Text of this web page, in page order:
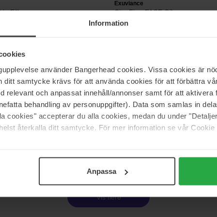
Information
använder Bangerhead cookies. Vissa cookies är
ditt samtycke krävs för att använda cookies för att förbättra
relevant och anpassat innehåll/annonser samt för att aktivera
behandling av personuppgifter). Data som samlas in
cookies" accepterar du alla cookies, medan du under
återkalla ditt samtycke. För mer information se vår
Anpassa
Filler
Exuviance
CitraFirm FACE Oil
27 ml
pH Balance Toner
399 kr
Exuviance
Value Pack
1 212 kr
Side 1 av 2 Neste
Vis flere